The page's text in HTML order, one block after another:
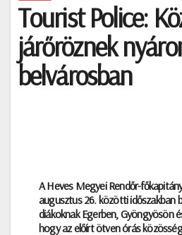
Tourist Police:
járőröznek
belvárosban
A Heves Megyei Rendőr-
augusztus 26. közötti időszakban
diákoknak Egerben, Gyöngyösön
hogy az előírt ötven órás